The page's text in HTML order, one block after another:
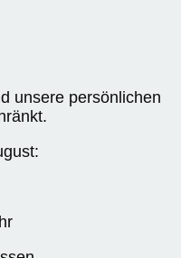
unsere persönlichen